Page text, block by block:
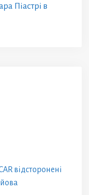
Піастрі в
відсторонені